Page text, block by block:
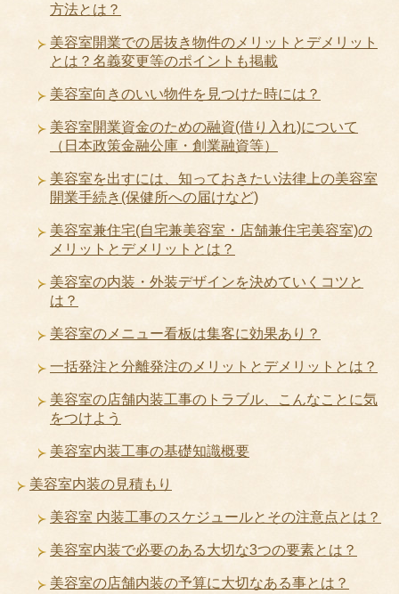
方法とは？
美容室開業での居抜き物件のメリットとデメリット
とは？名義変更等のポイントも掲載
美容室向きのいい物件を見つけた時には？
美容室開業資金のための融資(借り入れ)について
（日本政策金融公庫・創業融資等）
美容室を出すには、知っておきたい法律上の美容室
開業手続き(保健所への届けなど)
美容室兼住宅(自宅兼美容室・店舗兼住宅美容室)の
メリットとデメリットとは？
美容室の内装・外装デザインを決めていくコツと
は？
美容室のメニュー看板は集客に効果あり？
一括発注と分離発注のメリットとデメリットとは？
美容室の店舗内装工事のトラブル、こんなことに気
をつけよう
美容室内装工事の基礎知識概要
美容室内装の見積もり
美容室 内装工事のスケジュールとその注意点とは？
美容室内装で必要のある大切な3つの要素とは？
美容室の店舗内装の予算に大切なある事とは？